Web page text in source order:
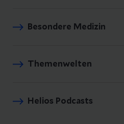
Besondere Medizin
Themenwelten
Helios Podcasts